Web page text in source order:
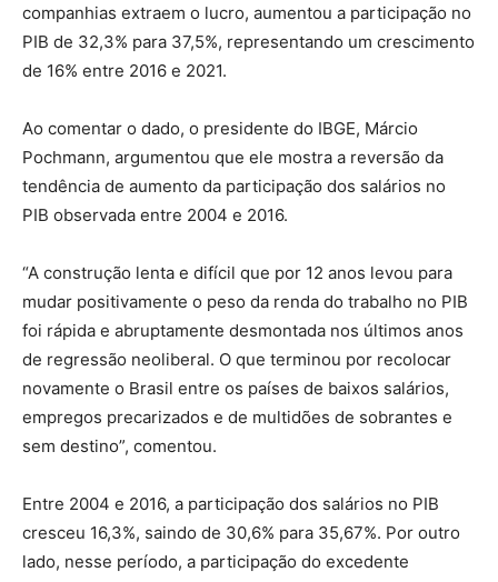
companhias extraem o lucro, aumentou a participação no
PIB de 32,3% para 37,5%, representando um crescimento
de 16% entre 2016 e 2021.
Ao comentar o dado, o presidente do IBGE, Márcio
Pochmann, argumentou que ele mostra a reversão da
tendência de aumento da participação dos salários no
PIB observada entre 2004 e 2016.
“A construção lenta e difícil que por 12 anos levou para
mudar positivamente o peso da renda do trabalho no PIB
foi rápida e abruptamente desmontada nos últimos anos
de regressão neoliberal. O que terminou por recolocar
novamente o Brasil entre os países de baixos salários,
empregos precarizados e de multidões de sobrantes e
sem destino”, comentou.
Entre 2004 e 2016, a participação dos salários no PIB
cresceu 16,3%, saindo de 30,6% para 35,67%. Por outro
lado, nesse período, a participação do excedente